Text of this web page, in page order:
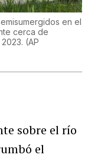
en el
cerca de
(AP
sobre el río
el